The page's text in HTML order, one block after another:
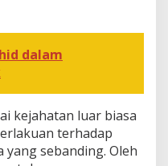
dalam
kejahatan luar biasa
terhadap
sebanding. Oleh